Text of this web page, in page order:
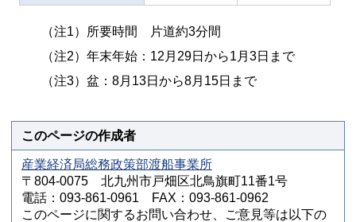
（注1）所要時間 片道約3分間
（注2）年末年始：12月29日から1月3日まで
（注3）盆：8月13日から8月15日まで
このページの作成者
産業経済局総務政策部渡船事業所
〒804-0075 北九州市戸畑区北鳥旗町11番1号
電話：093-861-0961 FAX：093-861-0962
このページに関するお問い合わせ、ご意見等は以下の